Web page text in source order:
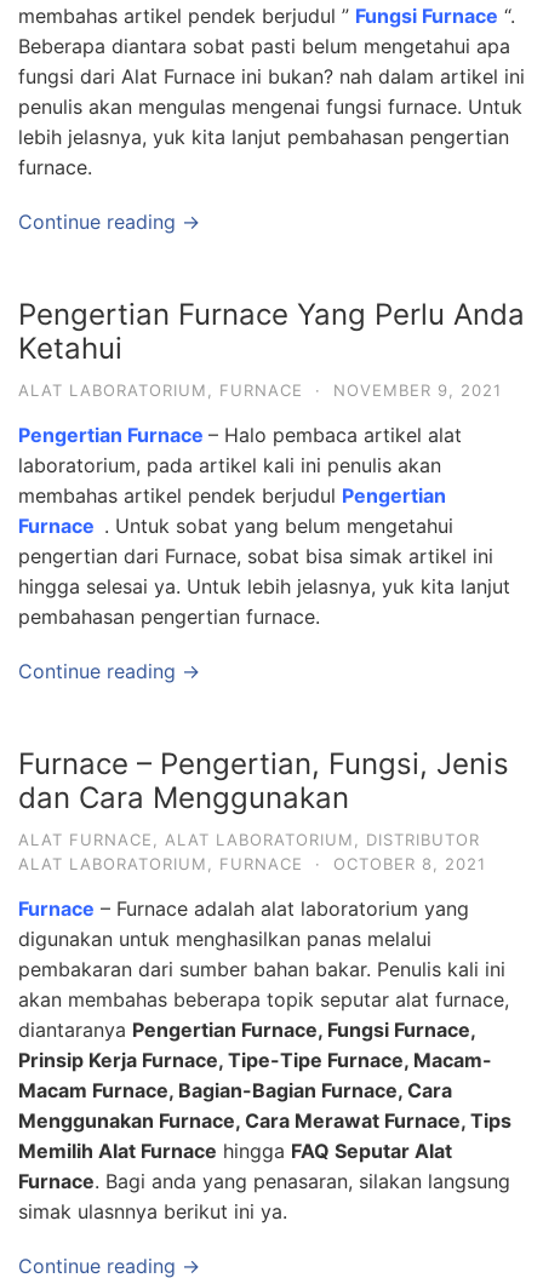
membahas artikel pendek berjudul ” Fungsi Furnace “.
Beberapa diantara sobat pasti belum mengetahui apa
fungsi dari Alat Furnace ini bukan? nah dalam artikel ini
penulis akan mengulas mengenai fungsi furnace. Untuk
lebih jelasnya, yuk kita lanjut pembahasan pengertian
furnace.
Continue reading →
Pengertian Furnace Yang Perlu Anda
Ketahui
ALAT LABORATORIUM FURNACE · NOVEMBER 9, 2021
Pengertian Furnace – Halo pembaca artikel alat
laboratorium, pada artikel kali ini penulis akan
membahas artikel pendek berjudul Pengertian
Furnace . Untuk sobat yang belum mengetahui
pengertian dari Furnace, sobat bisa simak artikel ini
hingga selesai ya. Untuk lebih jelasnya, yuk kita lanjut
pembahasan pengertian furnace.
Continue reading →
Furnace – Pengertian, Fungsi, Jenis
dan Cara Menggunakan
ALAT FURNACE ALAT LABORATORIUM
DISTRIBUTOR
ALAT LABORATORIUM
FURNACE · OCTOBER 8, 2021
Furnace – Furnace adalah alat laboratorium yang
digunakan untuk menghasilkan panas melalui
pembakaran dari sumber bahan bakar. Penulis kali ini
akan membahas beberapa topik seputar alat furnace,
diantaranya Pengertian Furnace, Fungsi Furnace,
Prinsip Kerja Furnace, Tipe-Tipe Furnace, Macam-
Macam Furnace, Bagian-Bagian Furnace, Cara
Menggunakan Furnace, Cara Merawat Furnace, Tips
Memilih Alat Furnace hingga FAQ Seputar Alat
Furnace. Bagi anda yang penasaran, silakan langsung
simak ulasnnya berikut ini ya.
Continue reading →